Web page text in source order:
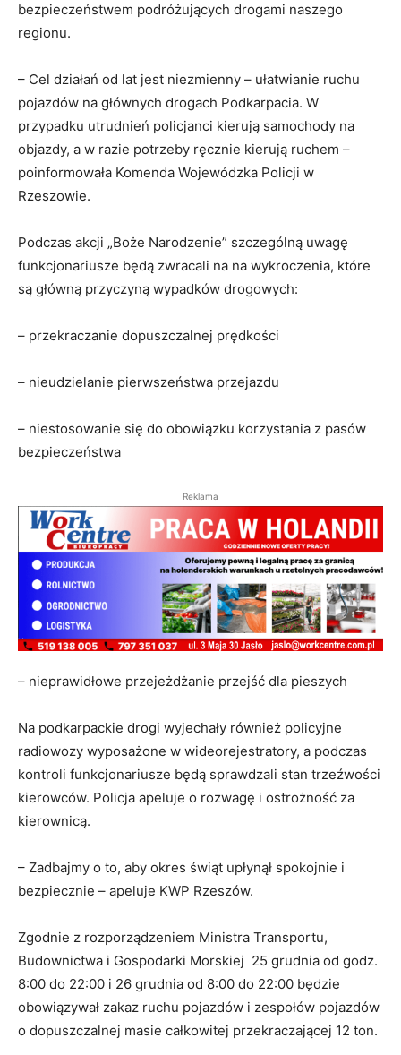
bezpieczeństwem podróżujących drogami naszego
regionu.
– Cel działań od lat jest niezmienny – ułatwianie ruchu
pojazdów na głównych drogach Podkarpacia. W
przypadku utrudnień policjanci kierują samochody na
objazdy, a w razie potrzeby ręcznie kierują ruchem –
poinformowała Komenda Wojewódzka Policji w
Rzeszowie.
Podczas akcji „Boże Narodzenie” szczególną uwagę
funkcjonariusze będą zwracali na na wykroczenia, które
są główną przyczyną wypadków drogowych:
– przekraczanie dopuszczalnej prędkości
– nieudzielanie pierwszeństwa przejazdu
– niestosowanie się do obowiązku korzystania z pasów
bezpieczeństwa
Reklama
– nieprawidłowe przejeżdżanie przejść dla pieszych
Na podkarpackie drogi wyjechały również policyjne
radiowozy wyposażone w wideorejestratory, a podczas
kontroli funkcjonariusze będą sprawdzali stan trzeźwości
kierowców. Policja apeluje o rozwagę i ostrożność za
kierownicą.
– Zadbajmy o to, aby okres świąt upłynął spokojnie i
bezpiecznie – apeluje KWP Rzeszów.
Zgodnie z rozporządzeniem Ministra Transportu,
Budownictwa i Gospodarki Morskiej 25 grudnia od godz.
8:00 do 22:00 i 26 grudnia od 8:00 do 22:00 będzie
obowiązywał zakaz ruchu pojazdów i zespołów pojazdów
o dopuszczalnej masie całkowitej przekraczającej 12 ton.